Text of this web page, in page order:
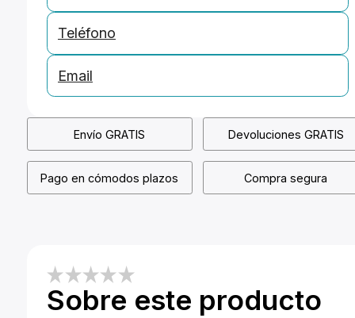
Teléfono
Email
Envío GRATIS Devoluciones GRATIS
Pago en cómodos plazos Compra segura
Sobre este producto